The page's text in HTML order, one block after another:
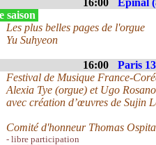
16:00 Epinal
saison
Les plus belles pages de l'orgue
Yu Suhyeon
16:00 Paris
Festival de Musique France-
Alexia Tye (orgue) et Ugo
avec création d’œuvres de Sujin
Comité d'honneur Thomas
- libre participation